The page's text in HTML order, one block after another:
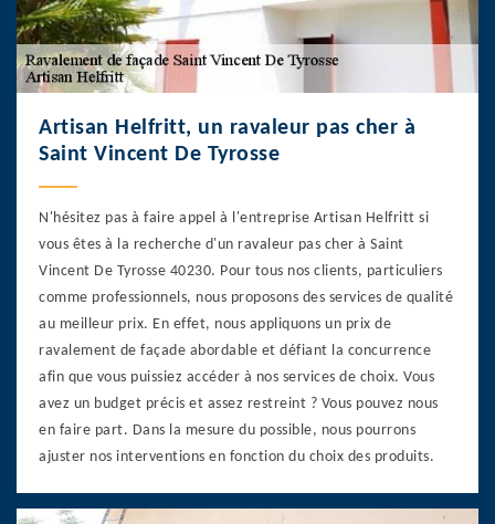
Artisan Helfritt, un ravaleur pas cher à
Saint Vincent De Tyrosse
N'hésitez pas à faire appel à l'entreprise Artisan Helfritt si
vous êtes à la recherche d'un ravaleur pas cher à Saint
Vincent De Tyrosse 40230. Pour tous nos clients, particuliers
comme professionnels, nous proposons des services de qualité
au meilleur prix. En effet, nous appliquons un prix de
ravalement de façade abordable et défiant la concurrence
afin que vous puissiez accéder à nos services de choix. Vous
avez un budget précis et assez restreint ? Vous pouvez nous
en faire part. Dans la mesure du possible, nous pourrons
ajuster nos interventions en fonction du choix des produits.